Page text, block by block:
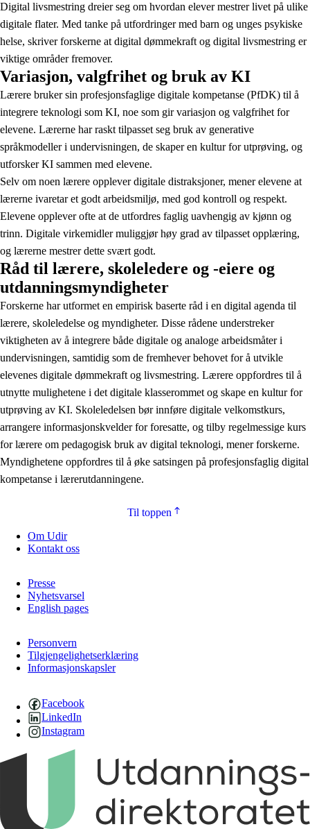
Digital livsmestring dreier seg om hvordan elever mestrer livet på ulike
digitale flater. Med tanke på utfordringer med barn og unges psykiske
helse, skriver forskerne at digital dømmekraft og digital livsmestring er
viktige områder fremover.
Variasjon, valgfrihet og bruk av KI
Lærere bruker sin profesjonsfaglige digitale kompetanse (PfDK) til å
integrere teknologi som KI, noe som gir variasjon og valgfrihet for
elevene. Lærerne har raskt tilpasset seg bruk av generative
språkmodeller i undervisningen, de skaper en kultur for utprøving, og
utforsker KI sammen med elevene.
Selv om noen lærere opplever digitale distraksjoner, mener elevene at
lærerne ivaretar et godt arbeidsmiljø, med god kontroll og respekt.
Elevene opplever ofte at de utfordres faglig uavhengig av kjønn og
trinn. Digitale virkemidler muliggjør høy grad av tilpasset opplæring,
og lærerne mestrer dette svært godt.
Råd til lærere, skoleledere og -eiere og
utdanningsmyndigheter
Forskerne har utformet en empirisk baserte råd i en digital agenda til
lærere, skoleledelse og myndigheter. Disse rådene understreker
viktigheten av å integrere både digitale og analoge arbeidsmåter i
undervisningen, samtidig som de fremhever behovet for å utvikle
elevenes digitale dømmekraft og livsmestring. Lærere oppfordres til å
utnytte mulighetene i det digitale klasserommet og skape en kultur for
utprøving av KI. Skoleledelsen bør innføre digitale velkomstkurs,
arrangere informasjonskvelder for foresatte, og tilby regelmessige kurs
for lærere om pedagogisk bruk av digital teknologi, mener forskerne.
Myndighetene oppfordres til å øke satsingen på profesjonsfaglig digital
kompetanse i lærerutdanningene.
Til toppen
Om Udir
Kontakt oss
Presse
Nyhetsvarsel
English pages
Personvern
Tilgjengelighetserklæring
Informasjonskapsler
Facebook
LinkedIn
Instagram